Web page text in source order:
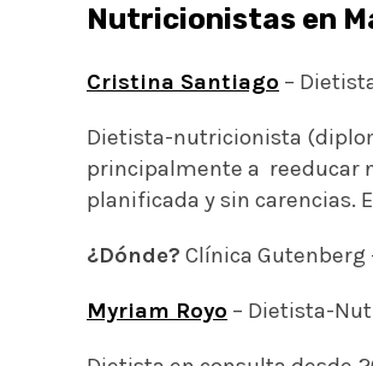
Nutricionistas en
Cristina Santiago –
Dietista-nutricionista
principalmente a reeducar
planificada y sin carencias.
¿Dónde? Clínica Gutenberg
Myriam Royo – Dietista-